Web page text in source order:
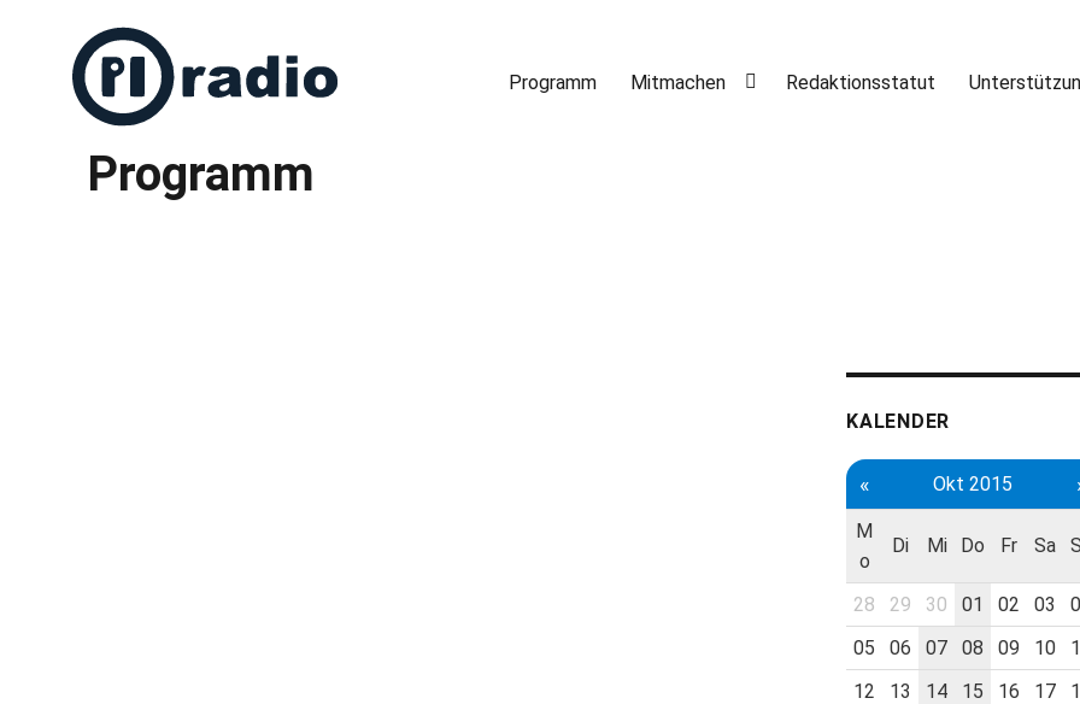
Freies Radio in Berlin
Programm Mitmachen Redaktionsstatut
Programm
KALENDER
« Okt 2015
M
o
Di Mi Do Fr Sa
28 29 30 01 02 03
05
06 07 08 09 10
12
13 14 15 16 17